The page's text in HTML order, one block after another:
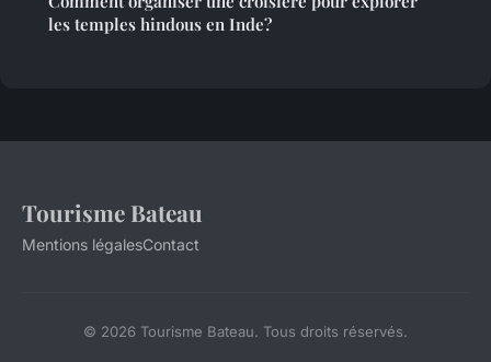
les temples hindous en Inde?
Tourisme Bateau
Mentions légalesContact
© 2026 Tourisme Bateau. Tous droits réservés.